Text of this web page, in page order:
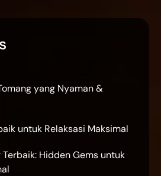
yang Nyaman &
untuk Relaksasi Maksimal
Terbaik: Hidden Gems untuk